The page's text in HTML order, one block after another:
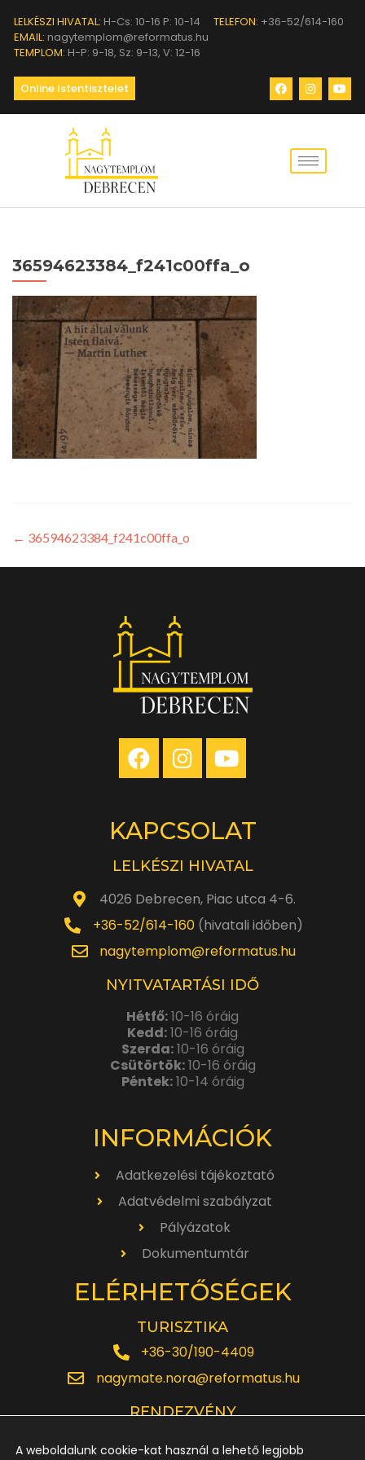
LELKÉSZI HIVATAL: H-Cs: 10-16 P: 10-14 TELEFON: +36-52/614-160
EMAIL: nagytemplom@reformatus.hu
TEMPLOM: H-P: 9-18, Sz: 9-13, V: 12-16
Online Istentisztelet
36594623384_f241c00ffa_o
← 36594623384_f241c00ffa_o
KAPCSOLAT
LELKÉSZI HIVATAL
4026 Debrecen, Piac utca 4-6.
+36-52/614-160(hivatali időben)
nagytemplom@reformatus.hu
NYITVATARTÁSI IDŐ
Hétfő:10-16 óráig
Kedd:10-16 óráig
Szerda:10-16 óráig
Csütörtök:10-16 óráig
Péntek:10-14 óráig
INFORMÁCIÓK
Adatkezelési tájékoztató
Adatvédelmi szabályzat
Pályázatok
Dokumentumtár
ELÉRHETŐSÉGEK
TURISZTIKA
+36-30/190-4409
nagymate.nora@reformatus.hu
RENDEZVÉNY
A weboldalunk cookie-kat használ a lehető legjobb